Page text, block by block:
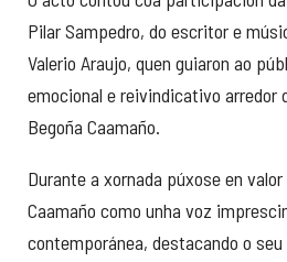
Pilar Sampedro, do escritor e
Valerio Araujo, quen guiaron ao
emocional e reivindicativo arredor
Begoña Caamaño.
Durante a xornada púxose en
Caamaño como unha voz
contemporánea, destacando o